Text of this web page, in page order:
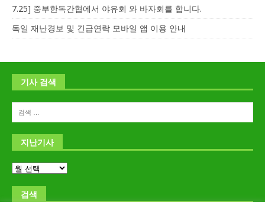
7.25] 중부한독간협에서 야유회 와 바자회를 합니다.
독일 재난경보 및 긴급연락 모바일 앱 이용 안내
기사 검색
지난기사
검색